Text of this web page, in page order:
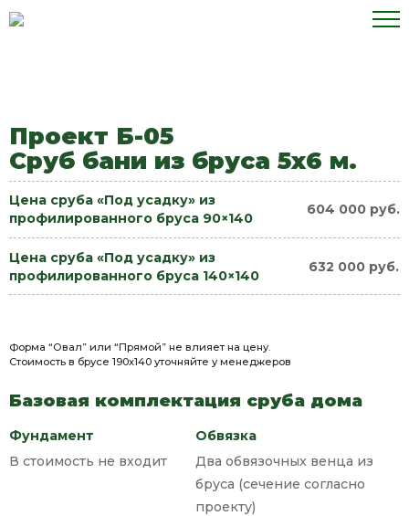
содержимому
Проект Б-05
Сруб бани из бруса 5х6 м.
Цена сруба «Под усадку» из
профилированного бруса 90×140
604 000 руб.
Цена сруба «Под усадку» из
профилированного бруса 140×140
632 000 руб.
Форма “Овал” или “Прямой” не влияет на цену.
Стоимость в брусе 190х140 уточняйте у менеджеров
Базовая комплектация сруба дома
Фундамент
В стоимость не входит
Обвязка
Два обвязочных венца из
бруса (сечение согласно
проекту)